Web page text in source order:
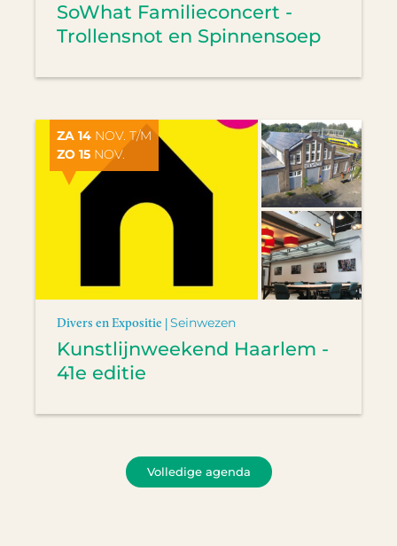
SoWhat Familieconcert -
Trollensnot en Spinnensoep
ZA 14 NOV. T/M
ZO 15 NOV.
Divers en Expositie |Seinwezen
Kunstlijnweekend Haarlem -
41e editie
Volledige agenda